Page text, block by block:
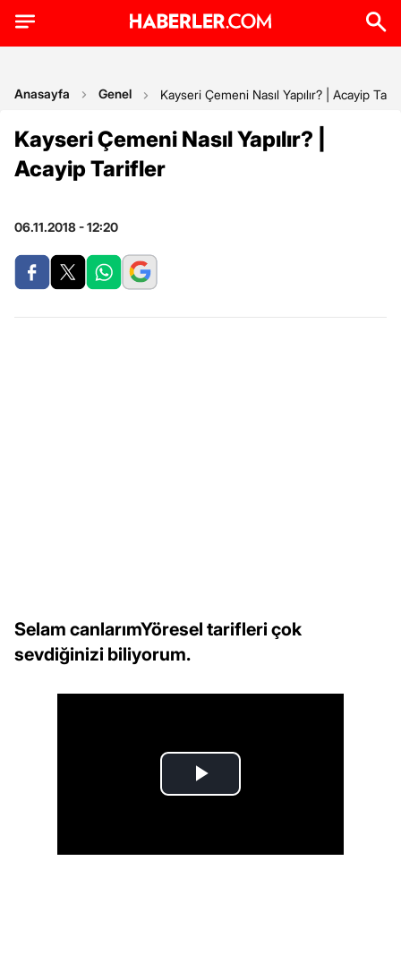
Anasayfa Genel Kayseri Çemeni Nasıl Yapılır? | Acayip
Kayseri Çemeni Nasıl Yapılır? |
Acayip Tarifler
06.11.2018 - 12:20
Selam canlarımYöresel tarifleri çok
sevdiğinizi biliyorum.